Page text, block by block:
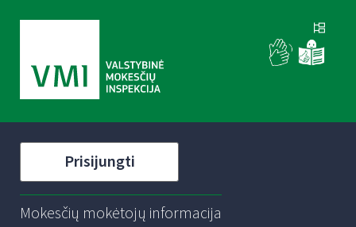
Prisijungti
Mokesčių mokėtojų informacija